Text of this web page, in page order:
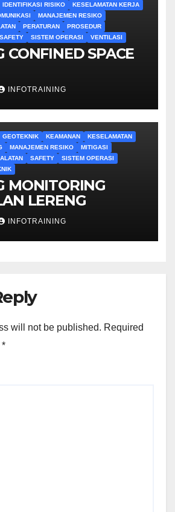
IDENTIFIKASI RISIKO
KESELAMATAN KERJA
MANAJEMEN RESIKO
PERATURAN
PROSEDUR
SAFETY SISTEM OPERASI VENTILASI
CONFINED SPACE
INFOTRAINING
GEOTEKNIK KEAMANAN
KESELAMATAN
MANAJEMEN RESIKO
MITIGASI
SAFETY
SISTEM OPERASI
MONITORING
LERENG
INFOTRAINING
will not be published. Required
*